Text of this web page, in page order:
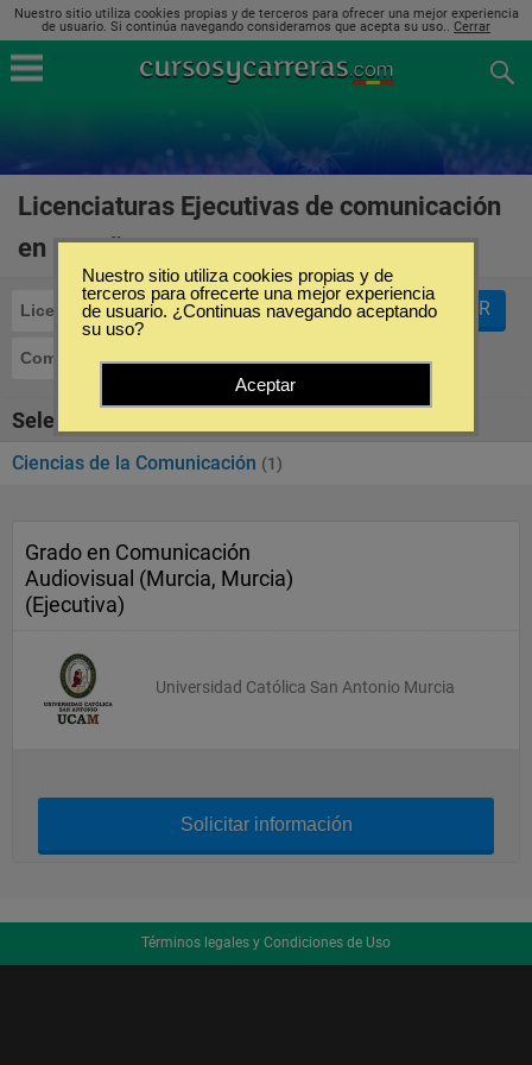
Nuestro sitio utiliza cookies propias y de terceros para ofrecer una mejor experiencia
de usuario. Si continúa navegando consideramos que acepta su uso.. Cerrar
Licenciaturas Ejecutivas de comunicación
en España
Licenciaturas Ejecutivas
Comunicación
FILTRAR
Seleccione la SubCategoría de "Comunicación"
Ciencias de la Comunicación (1)
Grado en Comunicación
Audiovisual (Murcia, Murcia)
(Ejecutiva)
Universidad Católica San Antonio Murcia
Solicitar información
Términos legales y Condiciones de Uso
Nuestro sitio utiliza cookies propias y de
terceros para ofrecerte una mejor experiencia
de usuario. ¿Continuas navegando aceptando
su uso?
Aceptar